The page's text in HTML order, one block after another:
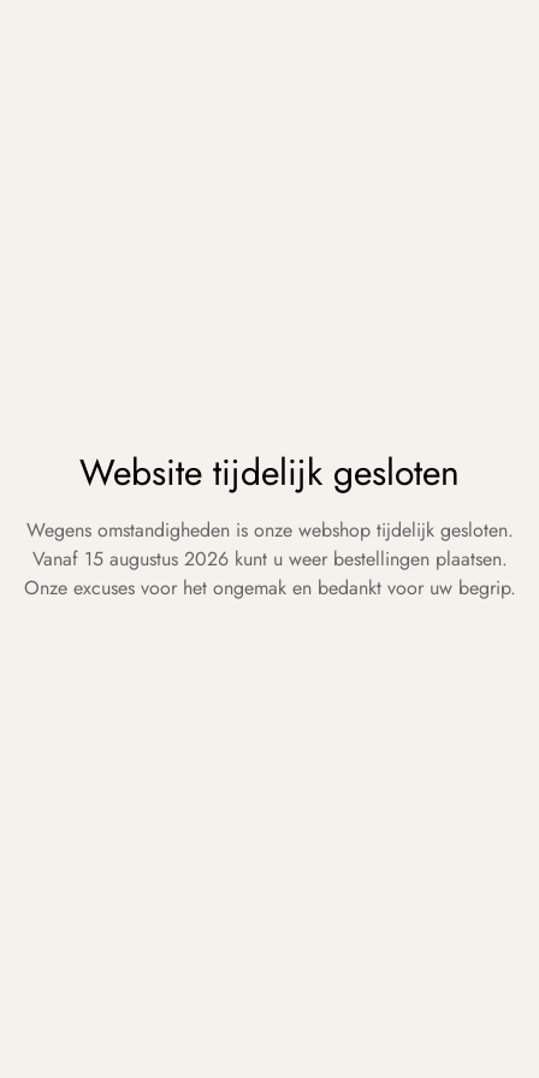
Website tijdelijk gesloten
Wegens omstandigheden is onze webshop tijdelijk gesloten.
Vanaf 15 augustus 2026 kunt u weer bestellingen plaatsen.
Onze excuses voor het ongemak en bedankt voor uw begrip.